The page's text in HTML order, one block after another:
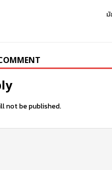
มั
not be published.